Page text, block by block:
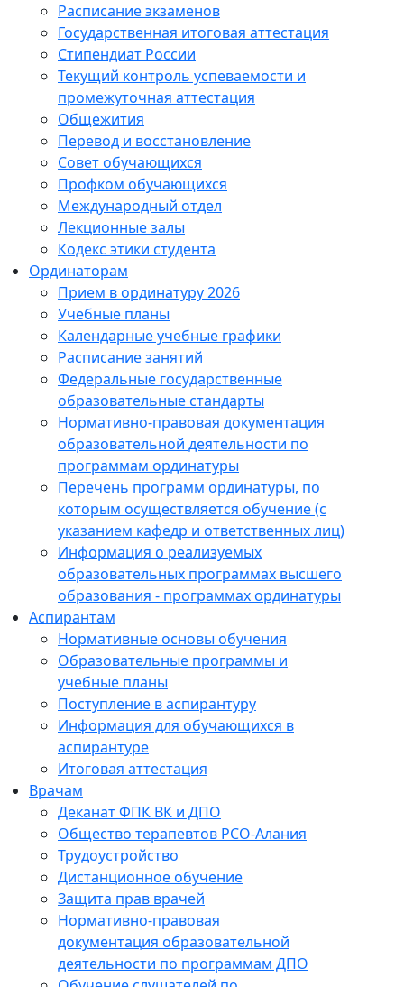
Расписание экзаменов
Государственная итоговая аттестация
Стипендиат России
Текущий контроль успеваемости и
промежуточная аттестация
Общежития
Перевод и восстановление
Совет обучающихся
Профком обучающихся
Международный отдел
Лекционные залы
Кодекс этики студента
Ординаторам
Прием в ординатуру 2026
Учебные планы
Календарные учебные графики
Расписание занятий
Федеральные государственные
образовательные стандарты
Нормативно-правовая документация
образовательной деятельности по
программам ординатуры
Перечень программ ординатуры, по
которым осуществляется обучение (с
указанием кафедр и ответственных лиц)
Информация о реализуемых
образовательных программах высшего
образования - программах ординатуры
Аспирантам
Нормативные основы обучения
Образовательные программы и
учебные планы
Поступление в аспирантуру
Информация для обучающихся в
аспирантуре
Итоговая аттестация
Врачам
Деканат ФПК ВК и ДПО
Общество терапевтов РСО-Алания
Трудоустройство
Дистанционное обучение
Защита прав врачей
Нормативно-правовая
документация образовательной
деятельности по программам ДПО